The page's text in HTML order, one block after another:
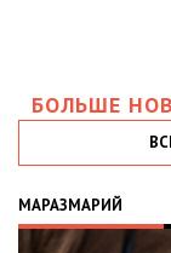
БОЛЬШЕ
МАРАЗМАРИЙ